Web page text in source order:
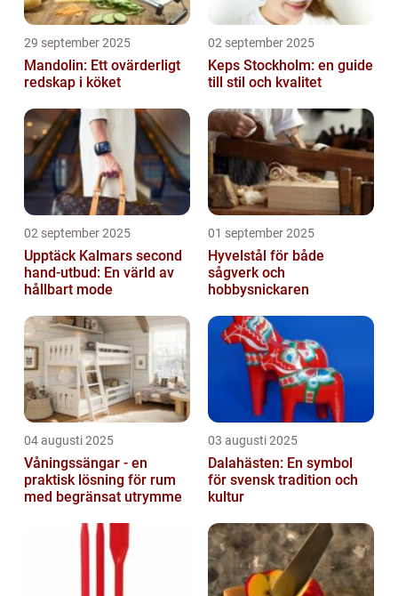
29 september 2025
Mandolin: Ett ovärderligt
redskap i köket
02 september 2025
Keps Stockholm: en guide
till stil och kvalitet
02 september 2025
Upptäck Kalmars second
hand-utbud: En värld av
hållbart mode
01 september 2025
Hyvelstål för både
sågverk och
hobbysnickaren
04 augusti 2025
Våningssängar - en
praktisk lösning för rum
med begränsat utrymme
03 augusti 2025
Dalahästen: En symbol
för svensk tradition och
kultur